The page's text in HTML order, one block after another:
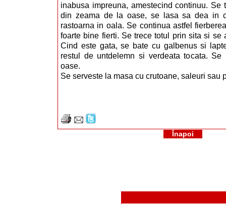
inabusa impreuna, amestecind continuu. Se
din zeama de la oase, se lasa sa dea in
rastoarna in oala. Se continua astfel
foarte bine fierti. Se trece totul prin sita si se
Cind este gata, se bate cu galbenus si
restul de untdelemn si verdeata tocata.
oase.
Se serveste la masa cu crutoane, saleuri sau
Înapoi